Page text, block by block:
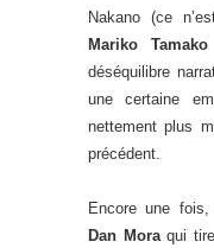
Nakano (ce
Mariko Tamako
déséquilibre
une certaine
nettement plus
précédent.
Encore une
Dan Moraqui